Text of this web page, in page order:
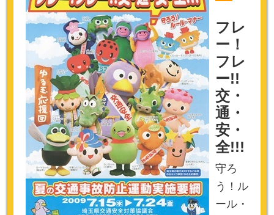
フレ
ー！
フレ
ー!!
交・
通・
安・
全!!!
守ろ
う！ル
ール・